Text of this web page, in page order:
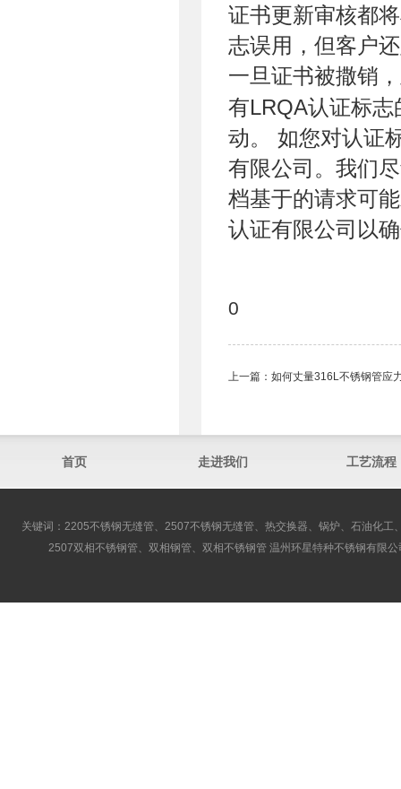
证书更新审核都
志误用，但客户
一旦证书被撒销
有LRQA认证标
动。 如您对认证
有限公司。我们
档基于的请求可
认证有限公司以
0
上一篇： 如何丈量316L不锈钢管应
首页 走进我们 工艺流程
关键词：2205不锈钢无缝管、2507不锈钢无缝管、热交换器、锅炉、石油化
2507双相不锈钢管、双相钢管、双相不锈钢管 温州环星特种不锈钢有限